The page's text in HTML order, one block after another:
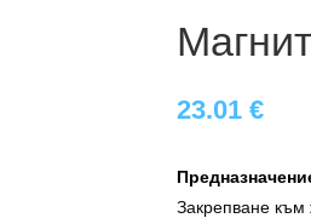
23.01 €
Закрепване към